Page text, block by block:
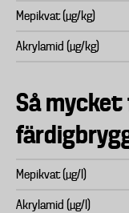
Mepikvat (µg/kg)
Akrylamid (µg/kg)
Så
Mepikvat (µg/l)
Akrylamid (µg/l)